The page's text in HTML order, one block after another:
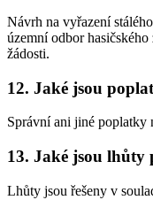
Návrh na vyřazení
územní odbor
žádosti.
12. Jaké jsou
Správní ani jiné poplatky
13. Jaké jsou lhůty
Lhůty jsou řešeny v